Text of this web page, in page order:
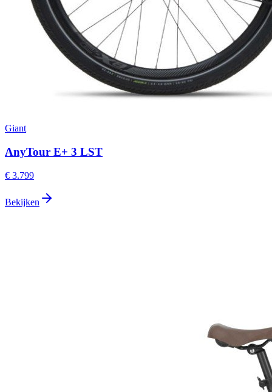
Giant
AnyTour E+ 3 LST
€ 3.799
Bekijken